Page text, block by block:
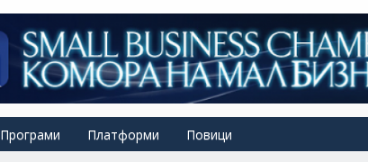
Програми Платформи Повици